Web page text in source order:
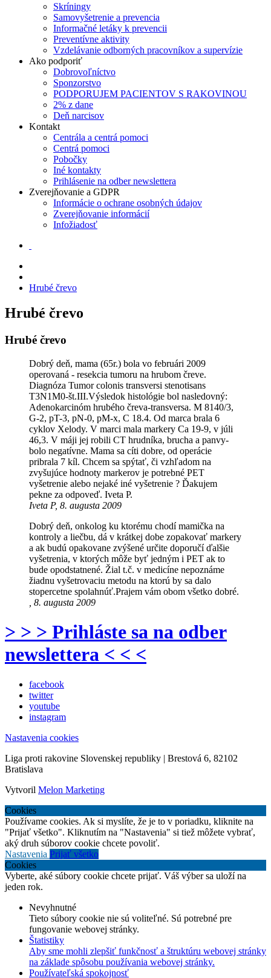
Skríningy
Samovyšetrenie a prevencia
Informačné letáky k prevencii
Preventívne aktivity
Vzdelávanie odborných pracovníkov a supervízie
Ako podporiť
Dobrovoľníctvo
Sponzorstvo
PODPORUJEM PACIENTOV S RAKOVINOU
2% z dane
Deň narcisov
Kontakt
Centrála a centrá pomoci
Centrá pomoci
Pobočky
Iné kontakty
Prihlásenie na odber newslettera
Zverejňovanie a GDPR
Informácie o ochrane osobných údajov
Zverejňovanie informácií
Infožiadosť
Hrubé črevo
Hrubé črevo
Hrubé črevo
Dobrý deň, mama (65r.) bola vo februári 2009
operovaná - resekcia tumoru na hrubom čreve.
Diagnóza Tumor colonis transversi stenotisans
T3N1M0-št.III.Výsledok histológie bol nasledovný:
Adenokarcinóm hrubého čreva-transversa. M 8140/3,
G-2, pT-3, pN-0, pM-x, C 18.4. Od marca brala 6
cyklov Xelody. V marci mala markery Ca 19-9, v júli
46,3. V máji jej robili CT hrudníka, brucha a panvy-
bolo negatívne. Mama sa cíti dobre, od operácie
pribrala 7 kíl. Chcem sa spýtať, či vzhľadom na
zvyšujúce hodnoty markerov je potrebné PET
vyšetrenie alebo nejaké iné vyšetrenie ? Ďakujem
pekne za odpoveď. Iveta P.
Iveta P, 8. augusta 2009
Dobrý deň, onkolog ku ktorému chodí mamička na
kontroly a liečbu, dá v krátkej dobe zopakovať markery
a ak budú opakovane zvýšené určite doporučí ďalšie
vyšetrenia, v ktorých môže byť jedným i PET ak to
bude opodstatnené. Žial t.č. v medicíne nepoznáme
žiadnu vyšetrovaciu metodu na ktorú by sa dalo
stopercetne spolahnúť.Prajem vám obom všetko dobré.
, 8. augusta 2009
> > > Prihláste sa na odber
newslettera < < <
facebook
twitter
youtube
instagram
Nastavenia cookies
Liga proti rakovine Slovenskej republiky | Brestová 6, 82102
Bratislava
Vytvoril Melon Marketing
Cookies
Používame cookies. Ak si myslíte, že je to v poriadku, kliknite na
"Prijať všetko". Kliknutím na "Nastavenia" si tiež môžete vybrať,
aký druh súborov cookie chcete povoliť.
Nastavenia Prijať všetko
Cookies
Vyberte, aké súbory cookie chcete prijať. Váš výber sa uloží na
jeden rok.
Nevyhnutné
Tieto súbory cookie nie sú voliteľné. Sú potrebné pre
fungovanie webovej stránky.
Štatistiky
Aby sme mohli zlepšiť funkčnosť a štruktúru webovej stránky
na základe spôsobu používania webovej stránky.
Používateľská spokojnosť